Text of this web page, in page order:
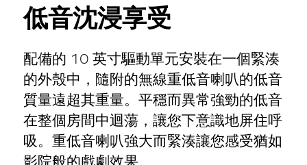
低音沈浸享受
配備的 10 英寸驅動單元安裝在一個緊湊
的外殼中，隨附的無線重低音喇叭的低音
質量遠超其重量。平穩而異常強勁的低音
在整個房間中迴蕩，讓您下意識地屏住呼
吸。重低音喇叭強大而緊湊讓您感受猶如
影院般的戲劇效果。